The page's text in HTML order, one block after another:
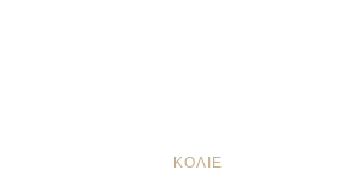
ΚΟΛΙΈ